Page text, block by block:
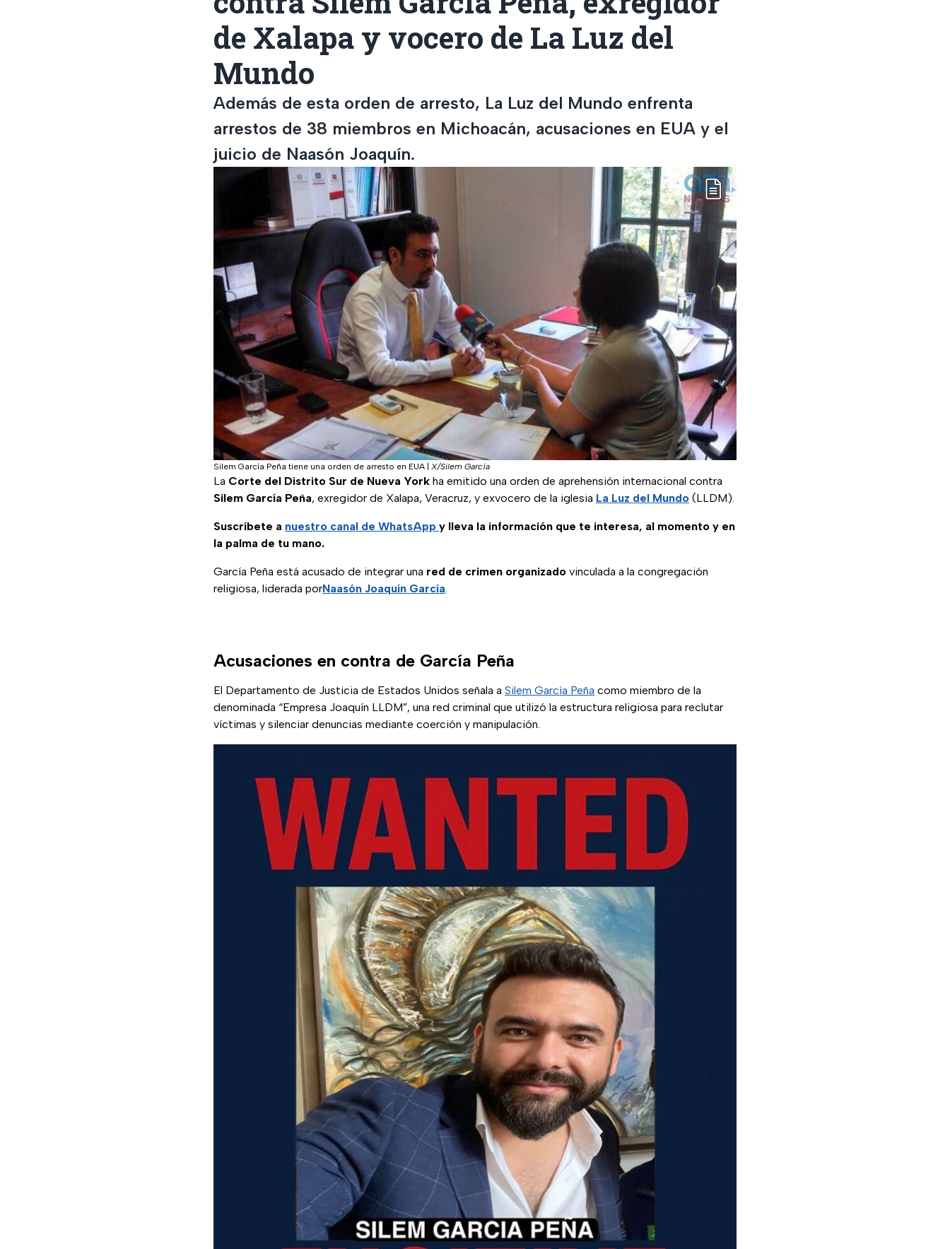
de Xalapa y vocero de La Luz del
Mundo
Además de esta orden de arresto, La Luz del Mundo enfrenta
arrestos de 38 miembros en Michoacán, acusaciones en EUA y el
juicio de Naasón Joaquín.
Silem García Peña tiene una orden de arresto en EUA X/Silem García
La Corte del Distrito Sur de Nueva York ha emitido una orden de aprehensión internacional contra
Silem García Peña, exregidor de Xalapa, Veracruz, y exvocero de la iglesia La Luz del Mundo (LLDM).
Suscríbete a nuestro canal de WhatsApp y lleva la información que te interesa, al momento y en
la palma de tu mano.
García Peña está acusado de integrar una red de crimen organizado vinculada a la congregación
religiosa, liderada porNaasón Joaquín García.
Acusaciones en contra de García Peña
El Departamento de Justicia de Estados Unidos señala a Silem García Peña (se abre en nueva pestaña)
como miembro de la
denominada “Empresa Joaquín LLDM”, una red criminal que utilizó la estructura religiosa para reclutar
víctimas y silenciar denuncias mediante coerción y manipulación.